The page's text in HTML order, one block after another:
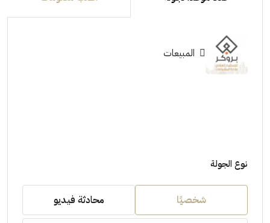
المبيعات
نوع الجولة
شخصيًا محادثة فيديو